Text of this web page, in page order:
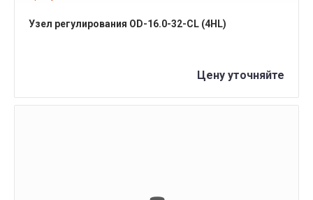
Узел регулирования OD-16.0-32-CL (4HL)
Цену уточняйте